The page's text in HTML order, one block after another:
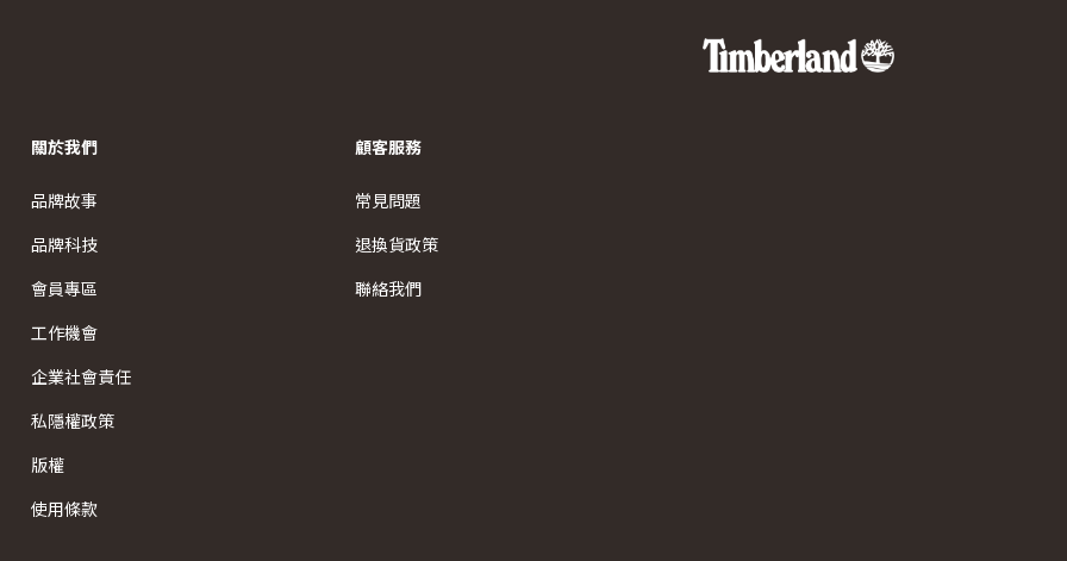
關於我們
品牌故事
品牌科技
會員專區
工作機會
企業社會責任
私隱權政策
版權
使用條款
顧客服務
常見問題
退換貨政策
聯絡我們